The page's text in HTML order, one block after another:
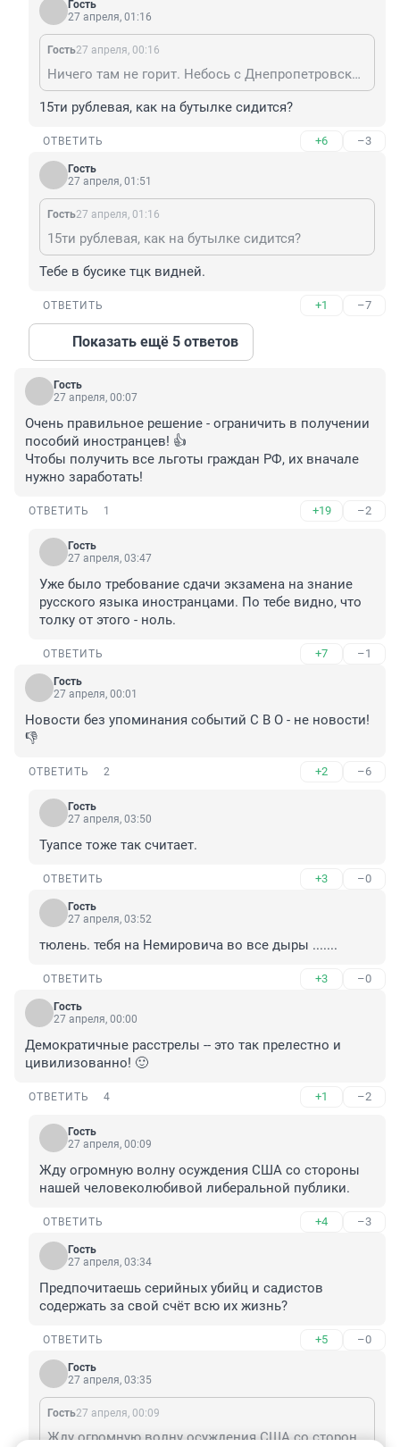
Гость
27 апреля, 01:16
Гость27 апреля, 00:16
Ничего там не горит. Небось с Днепропетровском попутал?
15ти рублевая, как на бутылке сидится?
ОТВЕТИТЬ +6 –3
Гость
27 апреля, 01:51
Гость27 апреля, 01:16
15ти рублевая, как на бутылке сидится?
Тебе в бусике тцк видней.
ОТВЕТИТЬ +1 –7
Показать ещё 5 ответов
Гость
27 апреля, 00:07
Очень правильное решение - ограничить в получении
пособий иностранцев! 👍
Чтобы получить все льготы граждан РФ, их вначале
нужно заработать!
ОТВЕТИТЬ 1 +19 –2
Гость
27 апреля, 03:47
Уже было требование сдачи экзамена на знание
русского языка иностранцами. По тебе видно, что
толку от этого - ноль.
ОТВЕТИТЬ +7 –1
Гость
27 апреля, 00:01
Новости без упоминания событий С В О - не новости!
👎
ОТВЕТИТЬ 2 +2 –6
Гость
27 апреля, 03:50
Туапсе тоже так считает.
ОТВЕТИТЬ +3 –0
Гость
27 апреля, 03:52
тюлень. тебя на Немировича во все дыры .......
ОТВЕТИТЬ +3 –0
Гость
27 апреля, 00:00
Демократичные расстрелы -- это так прелестно и
цивилизованно! 🙂
ОТВЕТИТЬ 4 +1 –2
Гость
27 апреля, 00:09
Жду огромную волну осуждения США со стороны
нашей человеколюбивой либеральной публики.
ОТВЕТИТЬ +4 –3
Гость
27 апреля, 03:34
Предпочитаешь серийных убийц и садистов
содержать за свой счёт всю их жизнь?
ОТВЕТИТЬ +5 –0
Гость
27 апреля, 03:35
Гость27 апреля, 00:09
Жду огромную волну осуждения США со стороны нашей человеколюбивой либеральной публики.